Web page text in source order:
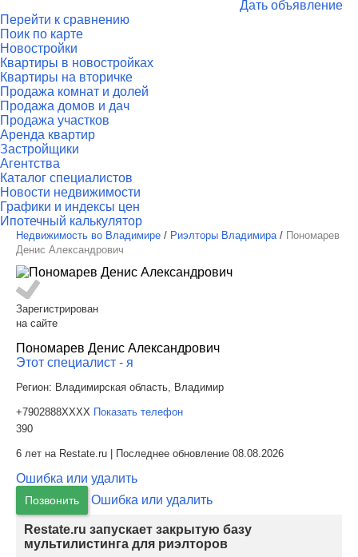
Дать объявление
Перейти к сравнению
Поик по карте
Новостройки
Квартиры в новостройках
Квартиры на вторичке
Продажа комнат и долей
Продажа домов и дач
Продажа участков
Аренда квартир
Застройщики
Агентства
Каталог специалистов
Новости недвижимости
Графики и индексы цен
Ипотечный калькулятор
Недвижимость во Владимире / Риэлторы Владимира / Пономарев
Денис Александрович
Зарегистрирован
на сайте
Пономарев Денис Александрович
Этот специалист - я
Регион: Владимирская область, Владимир
+7902888XXXX Показать телефон
390
6 лет на Restate.ru | Последнее обновление 08.08.2026
Ошибка или удалить
Позвонить Ошибка или удалить
Restate.ru запускает закрытую базу
мультилистинга для риэлторов